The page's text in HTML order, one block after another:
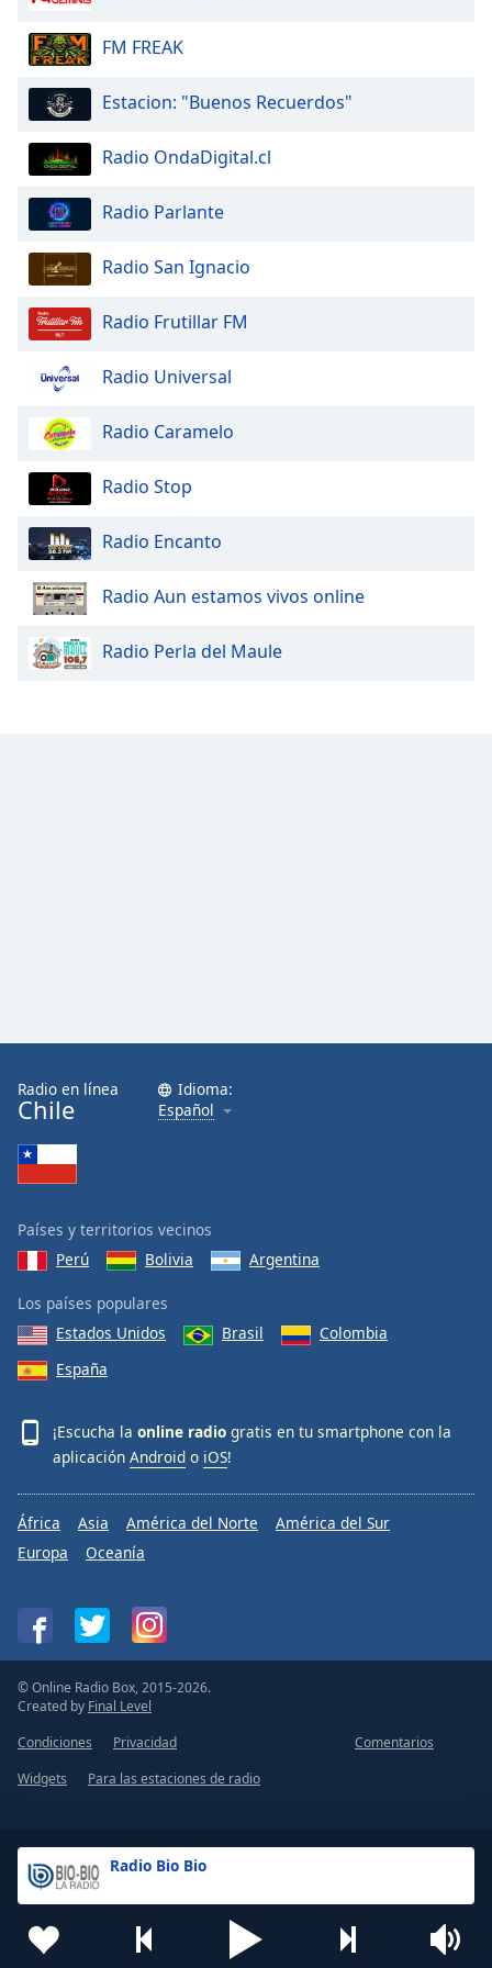
Radio Bio Bio
FM FREAK
Estacion: "Buenos Recuerdos"
Radio OndaDigital.cl
Radio Parlante
Radio San Ignacio
Radio Frutillar FM
Radio Universal
Radio Caramelo
Radio Stop
Radio Encanto
Radio Aun estamos vivos online
Radio Perla del Maule
Radio en línea
Chile
Idioma:
Español
Países y territorios vecinos
Perú
Bolivia Argentina
Los países populares
Estados Unidos
Brasil
Colombia
España
¡Escucha la online radio gratis en tu smartphone con la
aplicación Android o iOS!
África Asia América del Norte
América del Sur
Europa
Oceanía
© Online Radio Box, 2015-2026.
Created by Final Level
Condiciones
Privacidad
Comentarios
Widgets
Para las estaciones de radio